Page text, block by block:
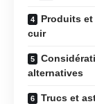
Produits
cuir
alternatives
Trucs et